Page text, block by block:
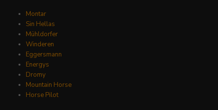
Montar
Sin Hellas
Mühldorfer
Winderen
Eggersmann
Energys
Dromy
Mountain Horse
Horse Pilot